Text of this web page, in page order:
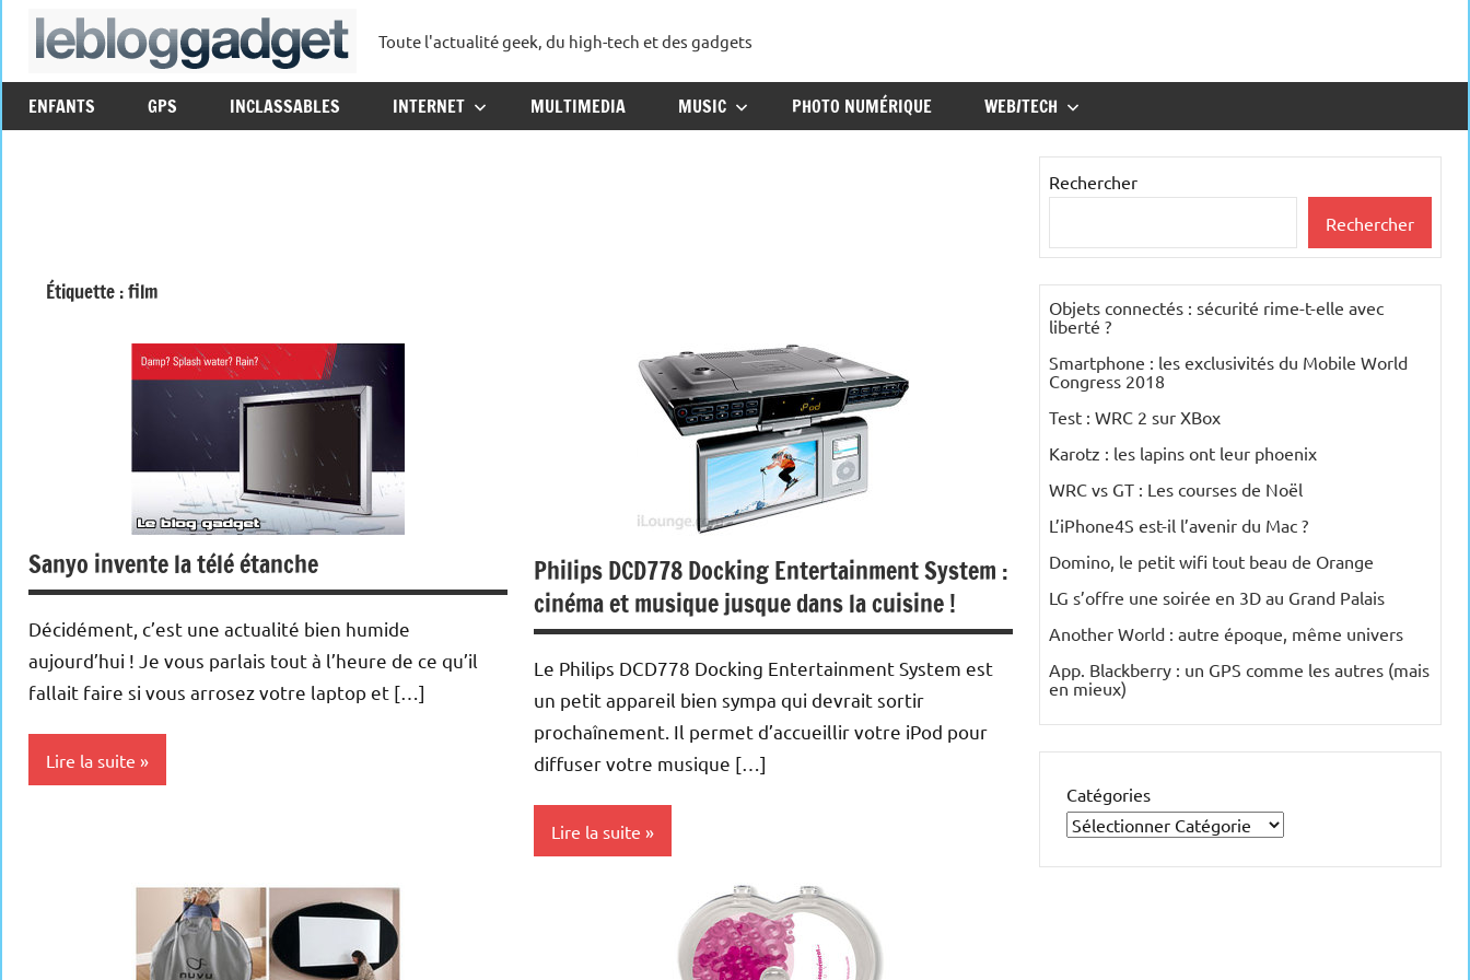
Aller
lebloggadget
Toute l'actualité geek, du high-tech et des gadgets
ENFANTS GPS INCLASSABLES INTERNET MULTIMEDIA MUSIC PHOTO NUMÉRIQUE WEB/TECH
Étiquette :film
Sanyo invente la télé étanche
Décidément, c’est une actualité bien humide
aujourd’hui ! Je vous parlais tout à l’heure de ce qu’il
fallait faire si vous arrosez votre laptop et […]
Lire la suite
Philips DCD778 Docking Entertainment System :
cinéma et musique jusque dans la cuisine !
Le Philips DCD778 Docking Entertainment System est
un petit appareil bien sympa qui devrait sortir
prochaînement. Il permet d’accueillir votre iPod pour
diffuser votre musique […]
Lire la suite
Rechercher
Rechercher
Objets connectés : sécurité rime-t-elle avec
liberté ?
Smartphone : les exclusivités du Mobile World
Congress 2018
Test : WRC 2 sur XBox
Karotz : les lapins ont leur phoenix
WRC vs GT : Les courses de Noël
L’iPhone4S est-il l’avenir du Mac ?
Domino, le petit wifi tout beau de Orange
LG s’offre une soirée en 3D au Grand Palais
Another World : autre époque, même univers
App. Blackberry : un GPS comme les autres (mais
en mieux)
Catégories